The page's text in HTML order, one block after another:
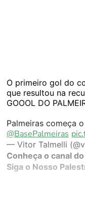
O primeiro gol do
que resultou na
GOOOL DO
Palmeiras começa
@BasePalmeiras
— Vitor Talmelli
Conheça o canal
Siga o Nosso